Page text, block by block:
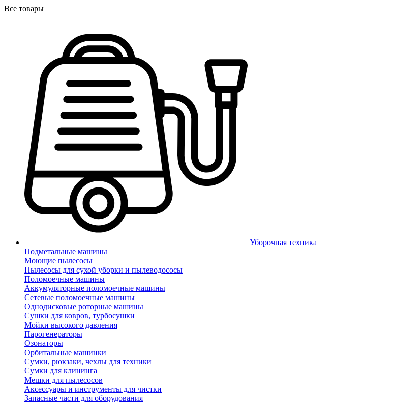
Все товары
Уборочная техника
Подметальные машины
Моющие пылесосы
Пылесосы для сухой уборки и пылеводососы
Поломоечные машины
Аккумуляторные поломоечные машины
Сетевые поломоечные машины
Однодисковые роторные машины
Сушки для ковров, турбосушки
Мойки высокого давления
Парогенераторы
Озонаторы
Орбитальные машинки
Сумки, рюкзаки, чехлы для техники
Сумки для клининга
Мешки для пылесосов
Аксессуары и инструменты для чистки
Запасные части для оборудования